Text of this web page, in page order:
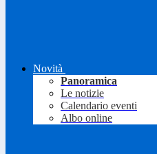
Novità
Panoramica
Le notizie
Calendario eventi
Albo online